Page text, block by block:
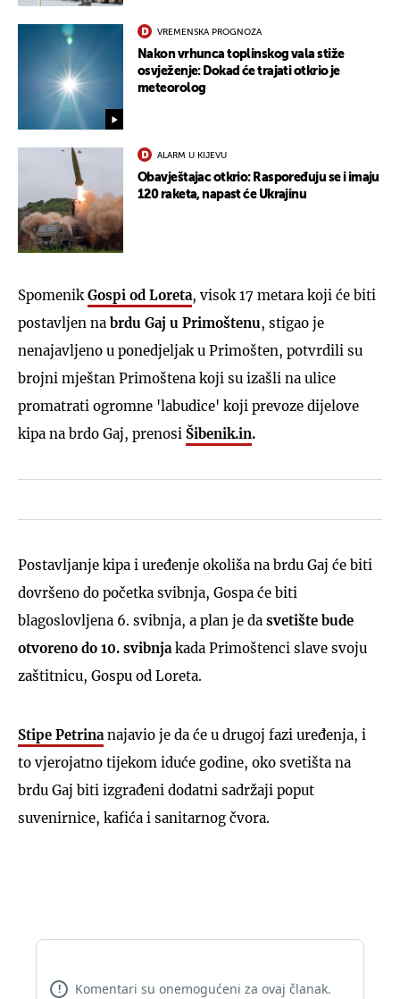
VREMENSKA PROGNOZA
Nakon vrhunca toplinskog vala stiže
osvježenje: Dokad će trajati otkrio je
meteorolog
ALARM U KIJEVU
Obavještajac otkrio: Raspoređuju se i imaju
120 raketa, napast će Ukrajinu
Spomenik Gospi od Loreta, visok 17 metara koji će biti
postavljen na brdu Gaj u Primoštenu, stigao je
nenajavljeno u ponedjeljak u Primošten, potvrdili su
brojni mještan Primoštena koji su izašli na ulice
promatrati ogromne 'labudice' koji prevoze dijelove
kipa na brdo Gaj, prenosi Šibenik.in.
Postavljanje kipa i uređenje okoliša na brdu Gaj će biti
dovršeno do početka svibnja, Gospa će biti
blagoslovljena 6. svibnja, a plan je da svetište bude
otvoreno do 10. svibnja kada Primoštenci slave svoju
zaštitnicu, Gospu od Loreta.
Stipe Petrina najavio je da će u drugoj fazi uređenja, i
to vjerojatno tijekom iduće godine, oko svetišta na
brdu Gaj biti izgrađeni dodatni sadržaji poput
suvenirnice, kafića i sanitarnog čvora.
! Komentari su onemogućeni za ovaj članak.